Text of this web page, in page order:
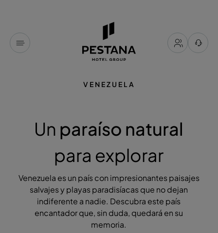
VENEZUELA
Un paraíso natural
para explorar
Venezuela es un país con impresionantes paisajes
salvajes y playas paradisíacas que no dejan
indiferente a nadie. Descubra este país
encantador que, sin duda, quedará en su
memoria.